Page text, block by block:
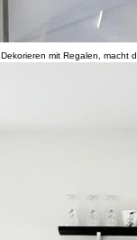
Dekorieren mit Regalen, macht